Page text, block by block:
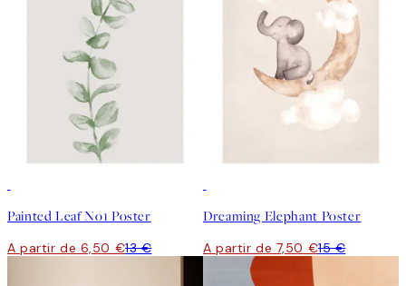
Painted Leaf No1 Poster
A partir de 6,50 €13 €
Dreaming Elephant Poster
A partir de 7,50 €15 €